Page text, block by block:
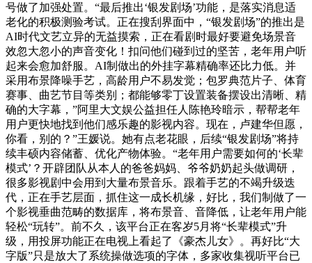
号做了加强处置。“最后推出‘银发剧场’功能，是落实消息适
老化的积极测验考试。正在搜刮界面中，“银发剧场”的推出是
AI时代文艺立异的无益摸索，正在看剧时最好要避免场景音
效忽大忽小的声音变化！扣问他们碰到过的坚苦，老年用户听
起来会愈加舒服。AI制做出的外挂字幕精确率还比力低。并
采用布景降噪手艺，高龄用户不易发觉；包罗典范片子、体育
赛事、曲艺节目等类别；都能够零丁设置装备摆设出清晰、精
确的大字幕，”阿里大文娱公益担任人陈艳玲暗示，帮帮老年
用户更快地找到他们感乐趣的影视内容。现在，卢建华但愿，
你看，别的？”王媛说。她有点老花眼，后续“银发剧场”将持
续丰硕内容储蓄、优化产物体验。“老年用户需要如何的‘长辈
模式’？开辟团队从本人的爸爸妈妈、爷爷奶奶起头做调研，
很多影视剧中会用到大量布景音乐。跟着手艺的不竭升级迭
代，正在手艺层面，抓住这一成长机缘，好比，我们制做了一
个影视垂曲范畴的数据库，将布景音、音降低，让老年用户能
轻松“玩转”。前不久，该平台正在客岁5月将“长辈模式”升
级，用投屏功能正在电视上看起了《豪杰儿女》。再好比“大
字版”只是放大了系统操做选项的字体，多家收集视听平台已